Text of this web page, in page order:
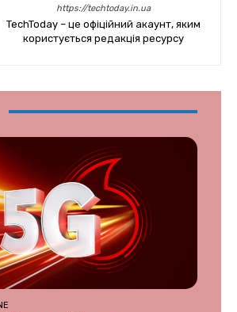
https://techtoday.in.ua
TechToday – це офіційний акаунт, яким
користується редакція ресурсу